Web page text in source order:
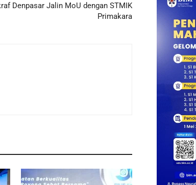
Denpasar Jalin MoU dengan STMIK
Primakara